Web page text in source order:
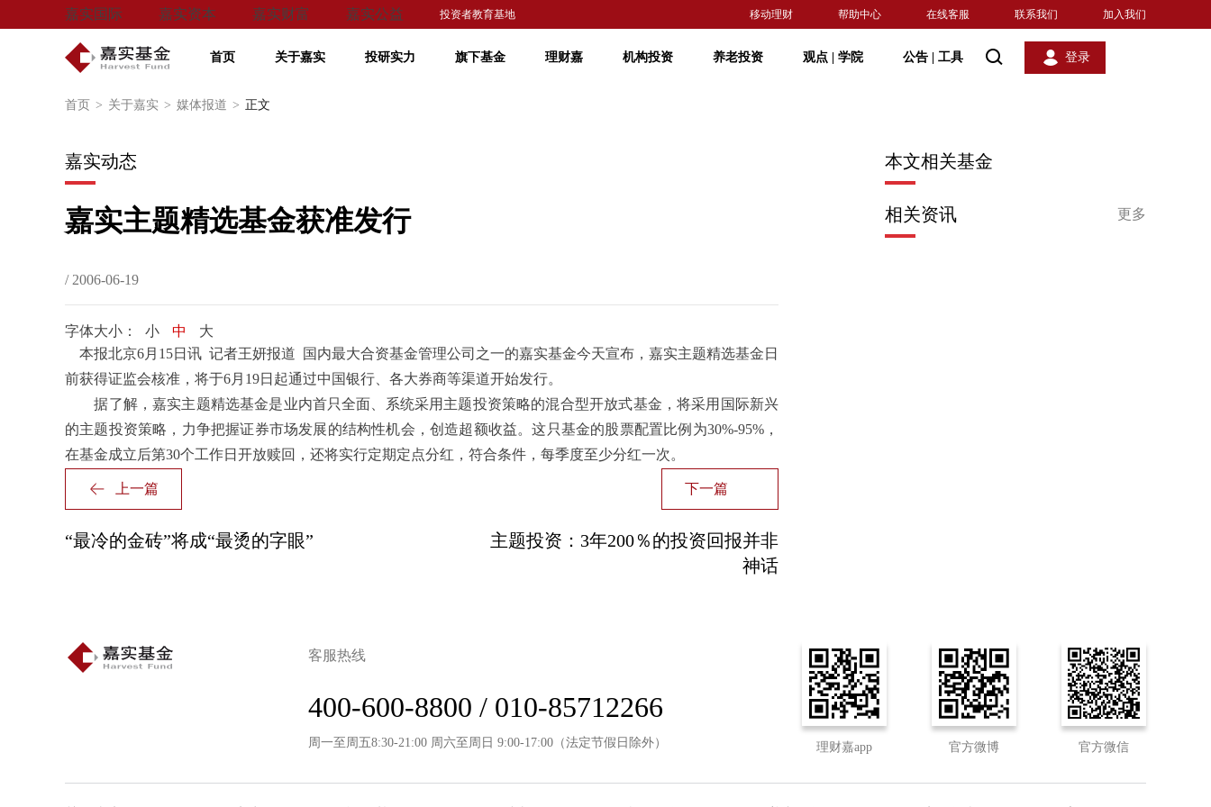
嘉实国际 嘉实资本 嘉实财富 嘉实公益 投资者教育基地 移动理财 帮助中心 在线客服 联系我们 加入我们
首页 关于嘉实 投研实力 旗下基金 理财嘉 机构投资 养老投资 观点 学院 公告 工具 登录
首页 > 关于嘉实 > 媒体报道 > 正文
本文相关基金
更多
相关资讯
嘉实动态
嘉实主题精选基金获准发行
/ 2006-06-19
字体大小： 小 中
大
本报北京6月15日讯 记者王妍报道 国内最大合资基金管理公司之一的嘉实基金今天宣布，嘉实主题精选基金日
前获得证监会核准，将于6月19日起通过中国银行、各大券商等渠道开始发行。
据了解，嘉实主题精选基金是业内首只全面、系统采用主题投资策略的混合型开放式基金，将采用国际新兴
的主题投资策略，力争把握证券市场发展的结构性机会，创造超额收益。这只基金的股票配置比例为30%-95%，
在基金成立后第30个工作日开放赎回，还将实行定期定点分红，符合条件，每季度至少分红一次。
上一篇
“最冷的金砖”将成“最烫的字眼”
下一篇
主题投资：3年200％的投资回报并非
神话
理财嘉app 官方微博 官方微信
客服热线
400-600-8800 / 010-85712266
周一至周五8:30-21:00 周六至周日 9:00-17:00（法定节假日除外）